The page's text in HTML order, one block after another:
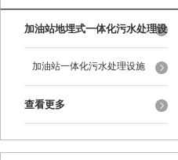
加油站地埋式一体化污水处理设
备加油站一体化污水处理设施
查看更多